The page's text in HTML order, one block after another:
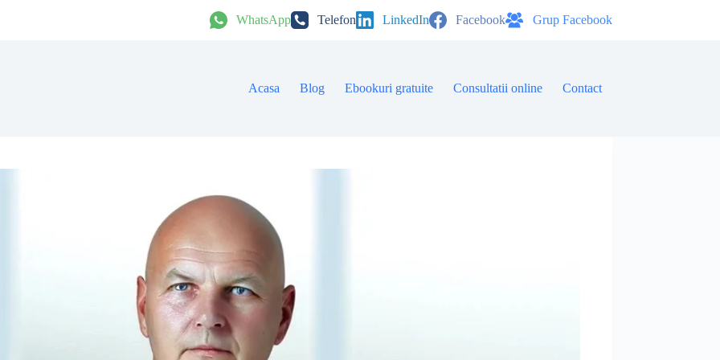
WhatsApp Telefon LinkedIn Facebook Grup Facebook
Acasa Blog Ebookuri gratuite Consultatii online Contact